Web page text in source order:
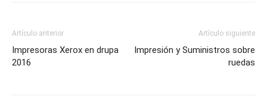
Artículo anterior
Impresoras Xerox en drupa
2016
Artículo siguiente
Impresión y Suministros sobre
ruedas